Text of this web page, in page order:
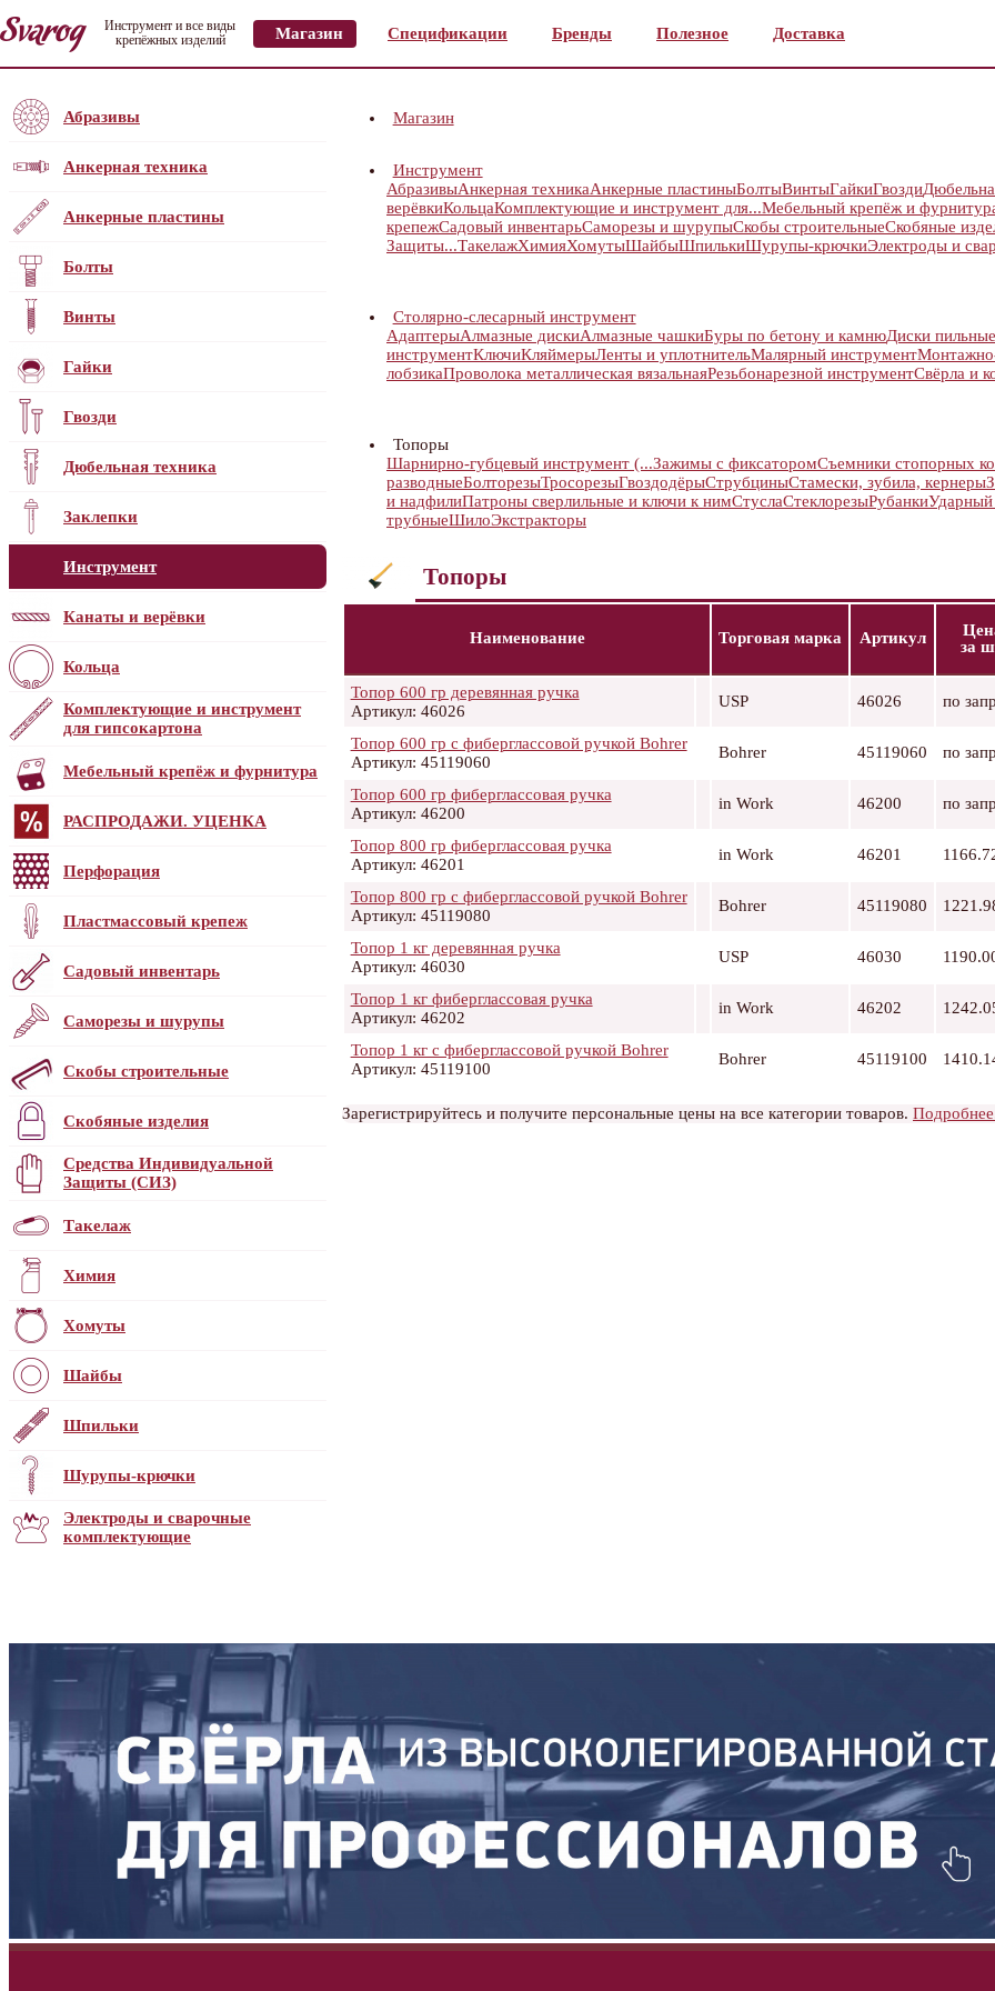
Инструмент и все виды
крепёжных изделий
Магазин Спецификации Бренды Полезное Доставка
Абразивы
Анкерная техника
Анкерные пластины
Болты
Винты
Гайки
Гвозди
Дюбельная техника
Заклепки
Инструмент
Канаты и верёвки
Кольца
Комплектующие и инструмент
для гипсокартона
Мебельный крепёж и фурнитура
РАСПРОДАЖИ. УЦЕНКА
Перфорация
Пластмассовый крепеж
Садовый инвентарь
Саморезы и шурупы
Скобы строительные
Скобяные изделия
Средства Индивидуальной
Защиты (СИЗ)
Такелаж
Химия
Хомуты
Шайбы
Шпильки
Шурупы-крючки
Электроды и сварочные
комплектующие
Магазин
Инструмент
АбразивыАнкерная техникаАнкерные пластиныБолтыВинтыГайкиГвозди
верёвкиКольцаКомплектующие и инструмент для...Мебельный крепёж и
крепежСадовый инвентарьСаморезы и шурупыСкобы строительныеСкобяные
Защиты...ТакелажХимияХомутыШайбыШпилькиШурупы-крючкиЭлектроды и
Столярно-слесарный инструмент
АдаптерыАлмазные дискиАлмазные чашкиБуры по бетону и камнюДиски пильные
инструментКлючиКляймерыЛенты и уплотнительМалярный инструмент
лобзикаПроволока металлическая вязальнаяРезьбонарезной инструментСвёрла и
Топоры
Шарнирно-губцевый инструмент (...Зажимы с фиксаторомСъемники стопорных
разводныеБолторезыТросорезыГвоздодёрыСтрубциныСтамески, зубила, кернеры
и надфилиПатроны сверлильные и ключи к нимСтуслаСтеклорезыРубанкиУдарный
трубныеШилоЭкстракторы
Топоры
Наименование Торговая марка Артикул
за
Топор 600 гр деревянная ручка
Артикул: 46026
USP 46026 по
Топор 600 гр с фиберглассовой ручкой Bohrer
Артикул: 45119060
Bohrer 45119060 по
Топор 600 гр фиберглассовая ручка
Артикул: 46200
in Work 46200 по
Топор 800 гр фиберглассовая ручка
Артикул: 46201
in Work 46201
Топор 800 гр с фиберглассовой ручкой Bohrer
Артикул: 45119080
Bohrer 45119080
Топор 1 кг деревянная ручка
Артикул: 46030
USP 46030
Топор 1 кг фиберглассовая ручка
Артикул: 46202
in Work 46202
Топор 1 кг с фиберглассовой ручкой Bohrer
Артикул: 45119100
Bohrer 45119100
Зарегистрируйтесь и получите персональные цены на все категории товаров.